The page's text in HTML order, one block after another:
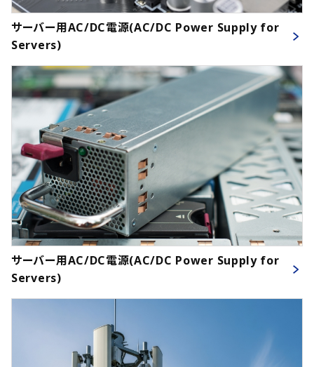
サーバー用AC/DC電源(AC/DC Power Supply for
Servers)
サーバー用AC/DC電源(AC/DC Power Supply for
Servers)